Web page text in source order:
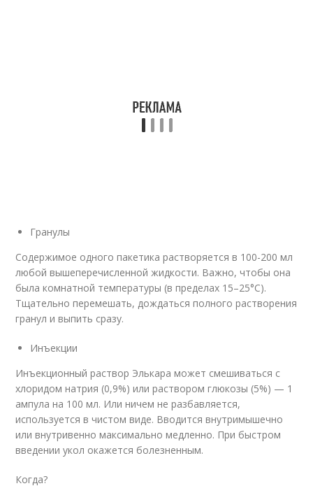
Гранулы
Содержимое одного пакетика растворяется в 100-200 мл
любой вышеперечисленной жидкости. Важно, чтобы она
была комнатной температуры (в пределах 15–25°С).
Тщательно перемешать, дождаться полного растворения
гранул и выпить сразу.
Инъекции
Инъекционный раствор Элькара может смешиваться с
хлоридом натрия (0,9%) или раствором глюкозы (5%) — 1
ампула на 100 мл. Или ничем не разбавляется,
используется в чистом виде. Вводится внутримышечно
или внутривенно максимально медленно. При быстром
введении укол окажется болезненным.
Когда?